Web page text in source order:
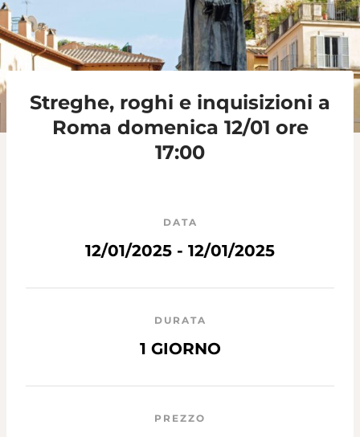
Streghe, roghi e inquisizioni a
Roma domenica 12/01 ore
17:00
DATA
12/01/2025 - 12/01/2025
DURATA
1 GIORNO
PREZZO